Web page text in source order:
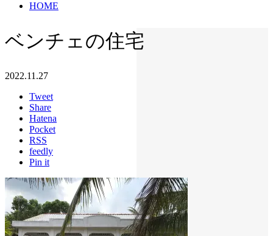
HOME
ベンチェの住宅
2022.11.27
Tweet
Share
Hatena
Pocket
RSS
feedly
Pin it